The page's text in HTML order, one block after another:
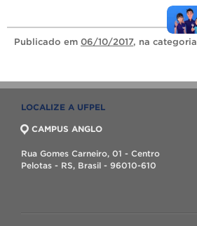
Publicado em 06/10/2017, na categoria
LOCALIZE A UFPEL
CAMPUS ANGLO
Rua Gomes Carneiro, 01 - Centro
Pelotas - RS, Brasil - 96010-610